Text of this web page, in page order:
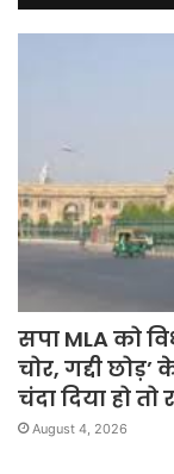
सपा MLA को
चोर, गद्दी
चंदा दिया हो
August 4, 2026